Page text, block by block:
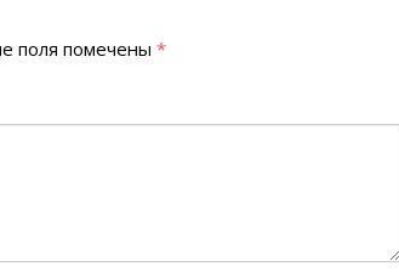
поля помечены *